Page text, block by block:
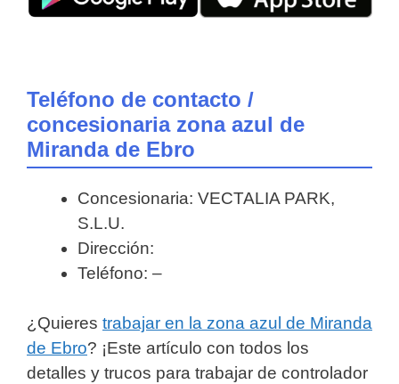
Teléfono de contacto /
concesionaria zona azul de
Miranda de Ebro
Concesionaria: VECTALIA PARK,
S.L.U.
Dirección:
Teléfono: –
¿Quieres trabajar en la zona azul de Miranda
de Ebro? ¡Este artículo con todos los
detalles y trucos para trabajar de controlador